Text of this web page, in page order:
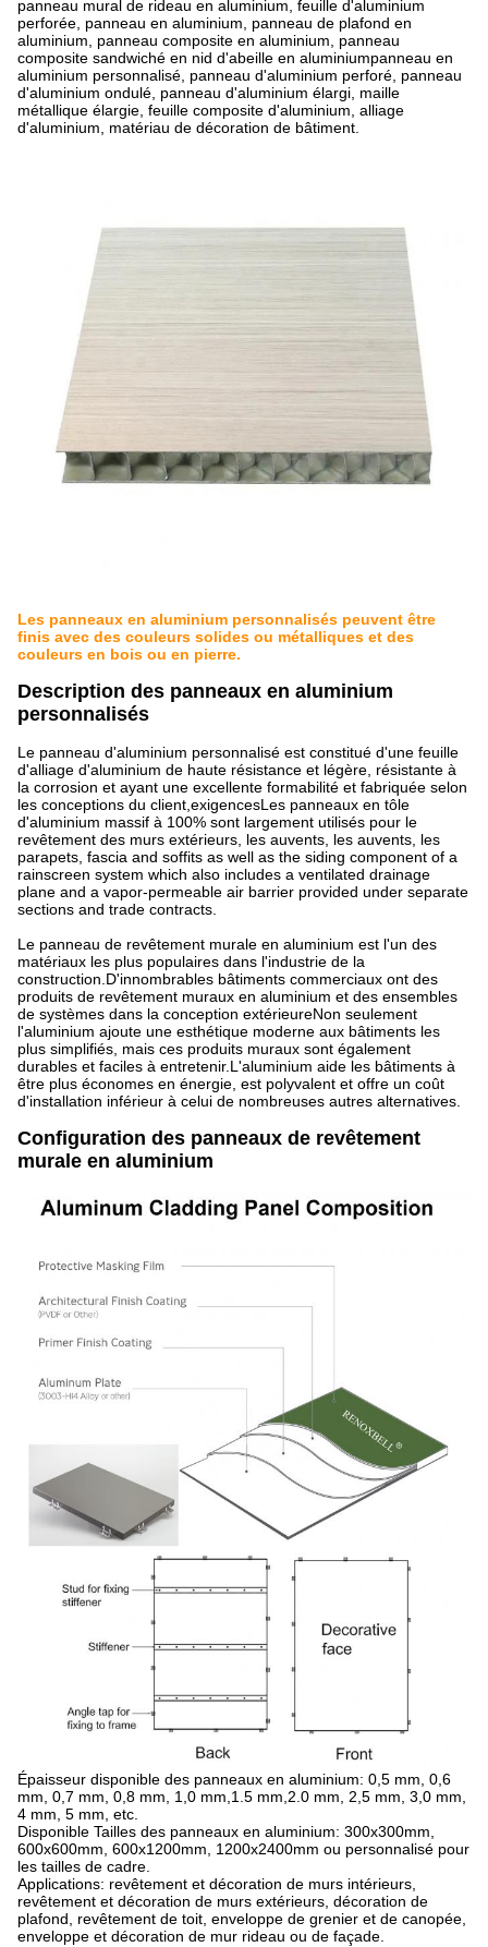
panneau mural de rideau en aluminium, feuille d'aluminium
perforée, panneau en aluminium, panneau de plafond en
aluminium, panneau composite en aluminium, panneau
composite sandwiché en nid d'abeille en aluminiumpanneau en
aluminium personnalisé, panneau d'aluminium perforé, panneau
d'aluminium ondulé, panneau d'aluminium élargi, maille
métallique élargie, feuille composite d'aluminium, alliage
d'aluminium, matériau de décoration de bâtiment.
Les panneaux en aluminium personnalisés peuvent être
finis avec des couleurs solides ou métalliques et des
couleurs en bois ou en pierre.
Description des panneaux en aluminium
personnalisés
Le panneau d'aluminium personnalisé est constitué d'une feuille
d'alliage d'aluminium de haute résistance et légère, résistante à
la corrosion et ayant une excellente formabilité et fabriquée selon
les conceptions du client,exigencesLes panneaux en tôle
d'aluminium massif à 100% sont largement utilisés pour le
revêtement des murs extérieurs, les auvents, les auvents, les
parapets, fascia and soffits as well as the siding component of a
rainscreen system which also includes a ventilated drainage
plane and a vapor-permeable air barrier provided under separate
sections and trade contracts.
Le panneau de revêtement murale en aluminium est l'un des
matériaux les plus populaires dans l'industrie de la
construction.D'innombrables bâtiments commerciaux ont des
produits de revêtement muraux en aluminium et des ensembles
de systèmes dans la conception extérieureNon seulement
l'aluminium ajoute une esthétique moderne aux bâtiments les
plus simplifiés, mais ces produits muraux sont également
durables et faciles à entretenir.L'aluminium aide les bâtiments à
être plus économes en énergie, est polyvalent et offre un coût
d'installation inférieur à celui de nombreuses autres alternatives.
Configuration des panneaux de revêtement
murale en aluminium
Épaisseur disponible des panneaux en aluminium: 0,5 mm, 0,6
mm, 0,7 mm, 0,8 mm, 1,0 mm,1.5 mm,2.0 mm, 2,5 mm, 3,0 mm,
4 mm, 5 mm, etc.
Disponible Tailles des panneaux en aluminium: 300x300mm,
600x600mm, 600x1200mm, 1200x2400mm ou personnalisé pour
les tailles de cadre.
Applications: revêtement et décoration de murs intérieurs,
revêtement et décoration de murs extérieurs, décoration de
plafond, revêtement de toit, enveloppe de grenier et de canopée,
enveloppe et décoration de mur rideau ou de façade.